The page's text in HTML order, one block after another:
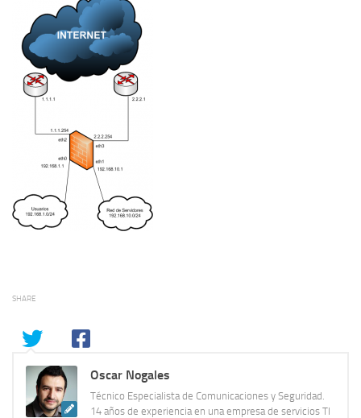
SHARE
Oscar Nogales
Técnico Especialista de Comunicaciones y Seguridad.
14 años de experiencia en una empresa de servicios TI